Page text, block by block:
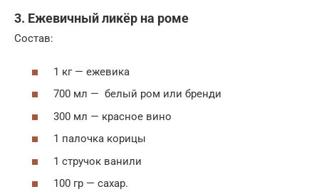
3. Ежевичный ликёр на роме
Состав:
1 кг — ежевика
700 мл — белый ром или бренди
300 мл — красное вино
1 палочка корицы
1 стручок ванили
100 гр — сахар.